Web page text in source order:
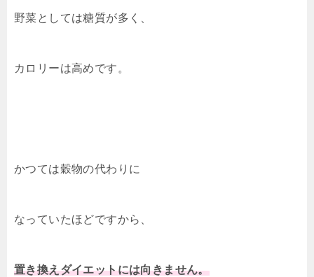
野菜としては糖質が多く、
カロリーは高めです。
かつては穀物の代わりに
なっていたほどですから、
置き換えダイエットには向きません。